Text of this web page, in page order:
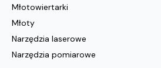
Młotowiertarki
Młoty
Narzędzia laserowe
Narzędzia pomiarowe